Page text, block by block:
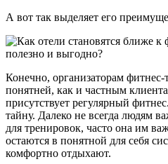
А вот так выделяет его
Конечно, организаторам фитнес-
понятней, как и частным
присутствует регулярный
тайну. Далеко не всегда людям
для тренировок, часто она им
остаются в понятной для себя
комфортно отдыхают.